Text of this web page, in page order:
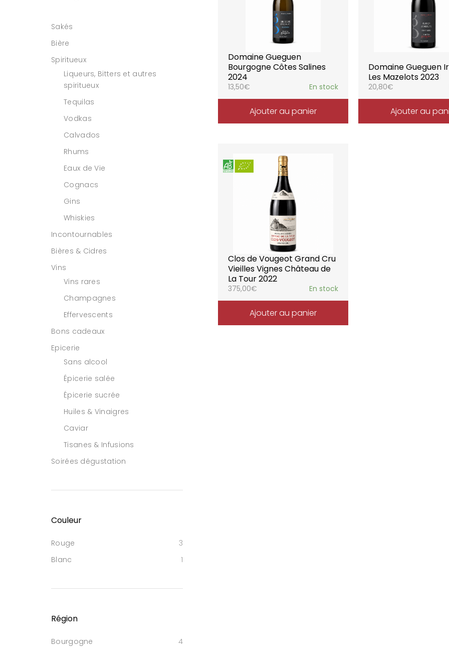
Domaine Gueguen
Bourgogne Côtes Salines
2024
13,50€ En stock
Ajouter au panier
Domaine Gueguen
Les Mazelots 2023
20,80€
Ajouter au
Clos de Vougeot Grand Cru
Vieilles Vignes Château de
La Tour 2022
375,00€ En stock
Ajouter au panier
Sakés
Bière
Spiritueux
Liqueurs, Bitters et autres
spiritueux
Tequilas
Vodkas
Calvados
Rhums
Eaux de Vie
Cognacs
Gins
Whiskies
Incontournables
Bières & Cidres
Vins
Vins rares
Champagnes
Effervescents
Bons cadeaux
Epicerie
Sans alcool
Épicerie salée
Épicerie sucrée
Huiles & Vinaigres
Caviar
Tisanes & Infusions
Soirées dégustation
Couleur
Rouge
3
Blanc
1
Région
Bourgogne 4